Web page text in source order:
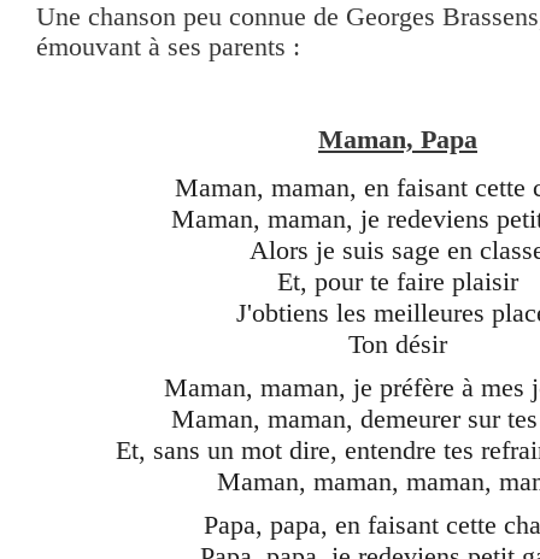
Une chanson peu connue de Georges
émouvant à ses parents :
Maman, Papa
Maman, maman, en faisant cette
Maman, maman, je redeviens
Alors je suis sage en
Et, pour te faire plaisir
J'obtiens les meilleures
Ton désir
Maman, maman, je préfère à mes
Maman, maman, demeurer sur
Et, sans un mot dire, entendre tes
Maman, maman, maman,
Papa, papa, en faisant cette